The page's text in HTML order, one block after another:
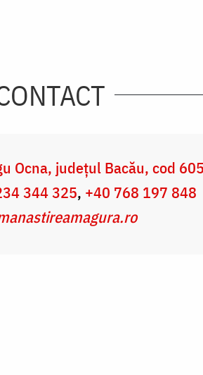
Ocna, județul Bacău, cod
344 325, +40 768 197 848